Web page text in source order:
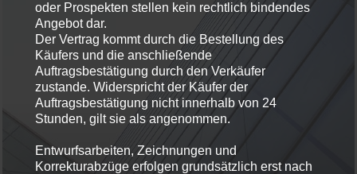
oder Prospekten stellen kein rechtlich bindendes
Angebot dar.
Der Vertrag kommt durch die Bestellung des
Käufers und die anschließende
Auftragsbestätigung durch den Verkäufer
zustande. Widerspricht der Käufer der
Auftragsbestätigung nicht innerhalb von 24
Stunden, gilt sie als angenommen.
Entwurfsarbeiten, Zeichnungen und
Korrekturabzüge erfolgen grundsätzlich erst nach